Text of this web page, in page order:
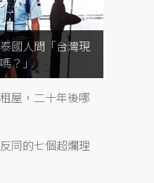
國人問「台灣現
？」
屋，二十年後哪
同的七個超爛理